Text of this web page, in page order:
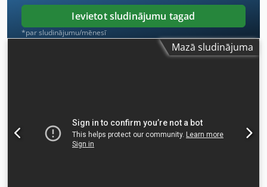
Ievietot sludinājumu tagad
*par sludinājumu/mēnesī
Mazā sludinājuma